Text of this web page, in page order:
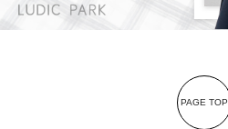
PAGE TOP